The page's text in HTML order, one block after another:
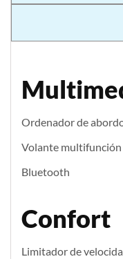
Ordenador de
Volante multifunción
Bluetooth
Confort
Limitador de